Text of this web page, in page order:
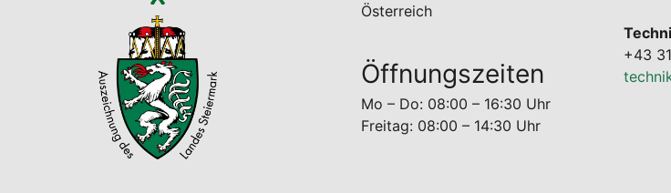
Österreich
Öffnungszeiten
Mo – Do: 08:00 – 16:30 Uhr
Freitag: 08:00 – 14:30 Uhr
+43